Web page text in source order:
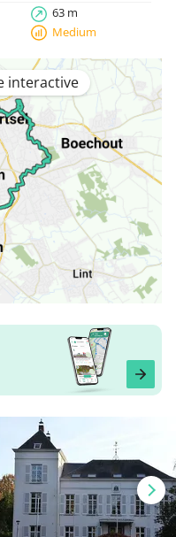
63 m
Medium
interactive